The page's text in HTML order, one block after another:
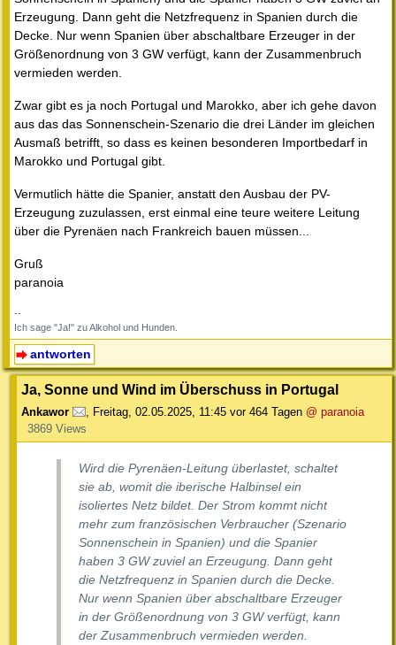
Erzeugung. Dann geht die Netzfrequenz in Spanien durch die
Decke. Nur wenn Spanien über abschaltbare Erzeuger in der
Größenordnung von 3 GW verfügt, kann der Zusammenbruch
vermieden werden.
Zwar gibt es ja noch Portugal und Marokko, aber ich gehe davon
aus das das Sonnenschein-Szenario die drei Länder im gleichen
Ausmaß betrifft, so dass es keinen besonderen Importbedarf in
Marokko und Portugal gibt.
Vermutlich hätte die Spanier, anstatt den Ausbau der PV-
Erzeugung zuzulassen, erst einmal eine teure weitere Leitung
über die Pyrenäen nach Frankreich bauen müssen...
Gruß
paranoia
--
Ich sage "Ja!" zu Alkohol und Hunden.
antworten
Ja, Sonne und Wind im Überschuss in Portugal
Ankawor , Freitag, 02.05.2025, 11:45 vor 464 Tagen @ paranoia
3869 Views
Wird die Pyrenäen-Leitung überlastet, schaltet
sie ab, womit die iberische Halbinsel ein
isoliertes Netz bildet. Der Strom kommt nicht
mehr zum französischen Verbraucher (Szenario
Sonnenschein in Spanien) und die Spanier
haben 3 GW zuviel an Erzeugung. Dann geht
die Netzfrequenz in Spanien durch die Decke.
Nur wenn Spanien über abschaltbare Erzeuger
in der Größenordnung von 3 GW verfügt, kann
der Zusammenbruch vermieden werden.